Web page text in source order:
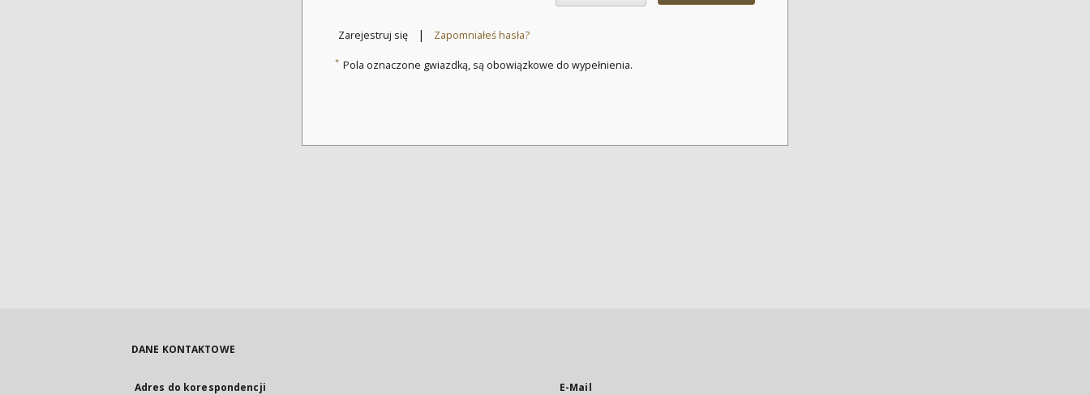
Zarejestruj się | Zapomniałeś hasła?
* Pola oznaczone gwiazdką, są obowiązkowe do wypełnienia.
DANE KONTAKTOWE
Adres do korespondencji E-Mail